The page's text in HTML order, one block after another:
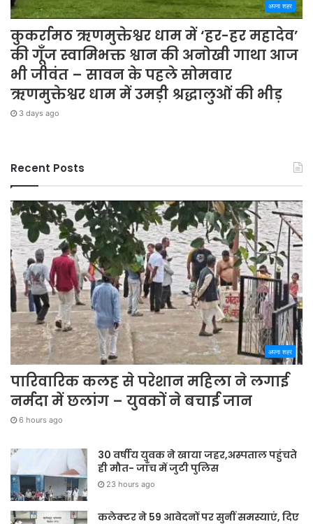
अपना शहर
कुकर्रामठ ऋणमुक्तेश्वर धाम में ‘हर-हर महादेव’
की गूँज स्वामिभक्त श्वान की अनोखी गाथा आज
भी जीवंत – सावन के पहले सोमवार
ऋणमुक्तेश्वर धाम में उमड़ी श्रद्धालुओं की भीड़
3 days ago
Recent Posts
अपना शहर
पारिवारिक कलह से परेशान महिला ने लगाई
नर्मदा में छलांग – युवकों ने बचाई जान
6 hours ago
30 वर्षीय युवक ने खाया जहर,अस्पताल पहुंचते
ही मौत- जाँच में जुटी पुलिस
23 hours ago
कलेक्टर ने 59 आवेदनों पर सुनीं समस्याएं, दिए